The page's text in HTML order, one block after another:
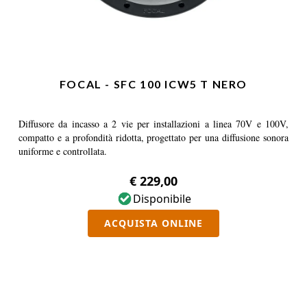
FOCAL - SFC 100 ICW5 T NERO
Diffusore da incasso a 2 vie per installazioni a linea 70V e 100V,
compatto e a profondità ridotta, progettato per una diffusione sonora
uniforme e controllata.
€ 229,00
Disponibile
ACQUISTA ONLINE